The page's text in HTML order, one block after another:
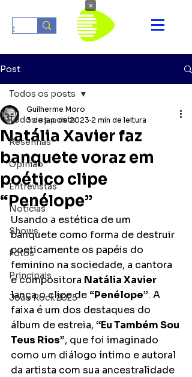
Post
Todos os posts
Resenhas
Opinião
Entrevistas
Notícias
Shows
Fotos
Principais
João Rock 2025
Todos os posts
Natália Xavier faz
banquete voraz em
poético clipe
“Penélope”
Guilherme Moro
3 de jan. de 2023 2 min de leitura
Usando a estética de um
banquete como forma de destruir
poeticamente os papéis do
feminino na sociedade, a cantora
e compositora Natália Xavier
lança o clipe de “Penélope”. A
faixa é um dos destaques do
álbum de estreia, “Eu Também Sou
Teus Rios”, que foi imaginado
como um diálogo íntimo e autoral
da artista com sua ancestralidade
×